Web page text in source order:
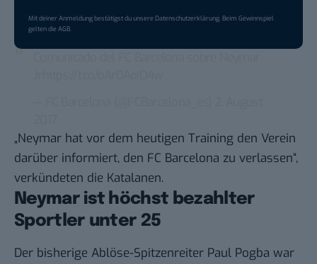
Mit deiner Anmeldung bestätigst du unsereDatenschutzerklärung. Beim Gewinnspiel
gelten dieAGB.
„Neymar hat vor dem heutigen Training den Verein
darüber informiert, den FC Barcelona zu verlassen“,
verkündeten die Katalanen.
Neymar ist höchst bezahlter
Sportler unter 25
Der bisherige Ablöse-Spitzenreiter Paul Pogba war